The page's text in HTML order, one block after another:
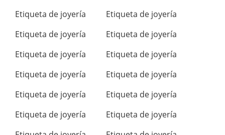
Etiqueta de joyería
Etiqueta de joyería
Etiqueta de joyería
Etiqueta de joyería
Etiqueta de joyería
Etiqueta de joyería
Etiqueta de joyería
Etiqueta de joyería
Etiqueta de joyería
Etiqueta de joyería
Etiqueta de joyería
Etiqueta de joyería